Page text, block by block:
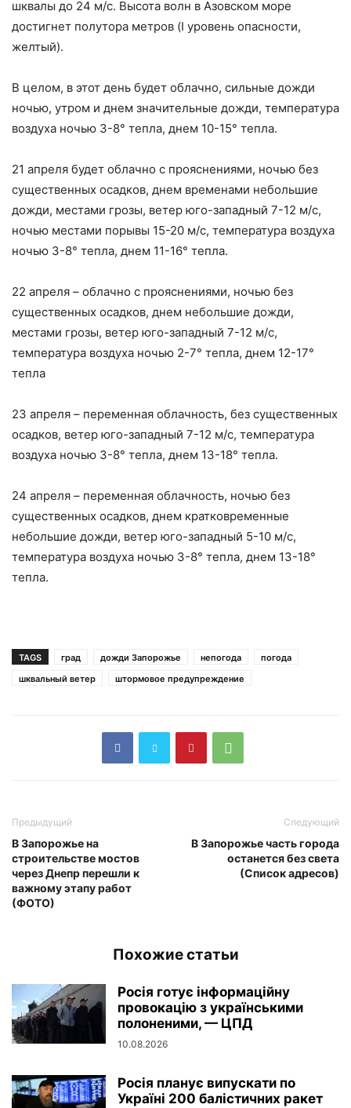
шквалы до 24 м/с. Высота волн в Азовском море
достигнет полутора метров (I уровень опасности,
желтый).
В целом, в этот день будет облачно, сильные дожди
ночью, утром и днем ​​значительные дожди, температура
воздуха ночью 3-8° тепла, днем ​​10-15° тепла.
21 апреля будет облачно с прояснениями, ночью без
существенных осадков, днем ​​временами небольшие
дожди, местами грозы, ветер юго-западный 7-12 м/с,
ночью местами порывы 15-20 м/с, температура воздуха
ночью 3-8° тепла, днем 11-16° тепла.
22 апреля – облачно с прояснениями, ночью без
существенных осадков, днем ​​небольшие дожди,
местами грозы, ветер юго-западный 7-12 м/с,
температура воздуха ночью 2-7° тепла, днем ​​12-17°
тепла
23 апреля – переменная облачность, без существенных
осадков, ветер юго-западный 7-12 м/с, температура
воздуха ночью 3-8° тепла, днем ​​13-18° тепла.
24 апреля – переменная облачность, ночью без
существенных осадков, днем ​​кратковременные
небольшие дожди, ветер юго-западный 5-10 м/с,
температура воздуха ночью 3-8° тепла, днем ​​13-18°
тепла.
TAGS град дожди Запорожье непогода
погода
шквальный ветер
штормовое предупреждение
Предыдущий
В Запорожье на
строительстве мостов
через Днепр перешли к
важному этапу работ
(ФОТО)
Следующий
В Запорожье часть города
останется без света
(Список адресов)
Похожие статьи
Росія готує інформаційну
провокацію з українськими
полоненими, — ЦПД
10.08.2026
Росія планує випускати по
Україні 200 балістичних ракет